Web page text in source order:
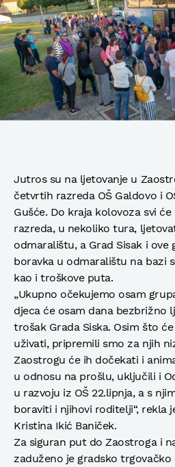
Jutros su na ljetovanje u
četvrtih razreda OŠ Galdovo i
Gušće. Do kraja kolovoza svi
razreda, u nekoliko tura,
odmaralištu, a Grad Sisak i ove
boravka u odmaralištu na bazi
kao i troškove puta.
„Ukupno očekujemo osam
djeca će osam dana bezbrižno
trošak Grada Siska. Osim što
uživati, pripremili smo za njih
Zaostrogu će ih dočekati i
u odnosu na prošlu, uključili i
u razvoju iz OŠ 22.lipnja, a s
boraviti i njihovi roditelji“, rekla
Kristina Ikić Baniček.
Za siguran put do Zaostroga i
zaduženo je gradsko